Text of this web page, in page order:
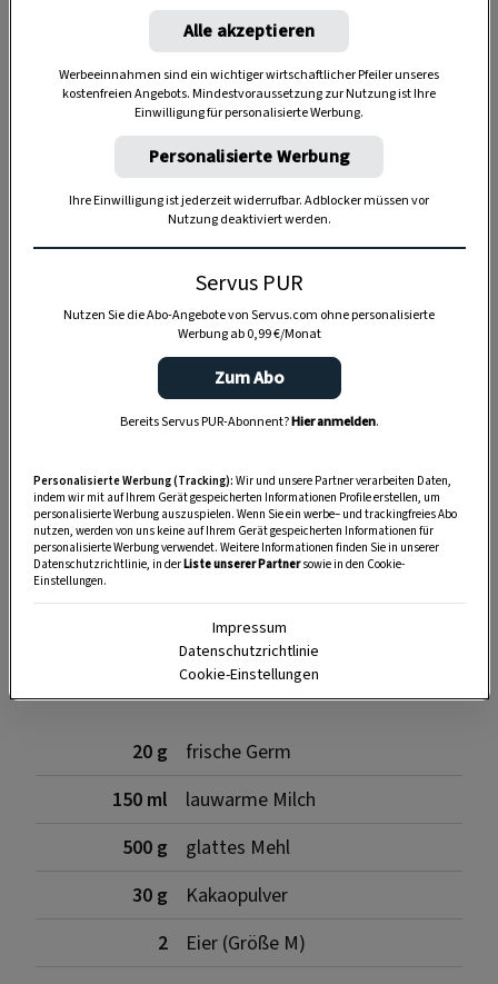
Anzeige
SPEICHERN DRUCKEN
Zutaten
20 g
frische Germ
150 ml
lauwarme Milch
500 g
glattes Mehl
30 g
Kakaopulver
2
Eier (Größe M)
Alle akzeptieren
Werbeeinnahmen sind ein wichtiger wirtschaftlicher Pfeiler unseres
kostenfreien Angebots. Mindestvoraussetzung zur Nutzung ist Ihre
Einwilligung für personalisierte Werbung.
Personalisierte Werbung
Ihre Einwilligung ist jederzeit widerrufbar. Adblocker müssen vor
Nutzung deaktiviert werden.
Servus PUR
Nutzen Sie die Abo-Angebote von Servus.com ohne personalisierte
Werbung ab 0,99 €/Monat
Zum Abo
Bereits Servus PUR-Abonnent?Hier anmelden.
Personalisierte Werbung (Tracking): Wir und unsere Partner verarbeiten Daten,
indem wir mit auf Ihrem Gerät gespeicherten Informationen Profile erstellen, um
personalisierte Werbung auszuspielen. Wenn Sie ein werbe– und trackingfreies Abo
nutzen, werden von uns keine auf Ihrem Gerät gespeicherten Informationen für
personalisierte Werbung verwendet. Weitere Informationen finden Sie in unserer
Datenschutzrichtlinie, in derListe unserer Partnersowie in den Cookie-
Einstellungen.
Impressum
Datenschutzrichtlinie
Cookie-Einstellungen